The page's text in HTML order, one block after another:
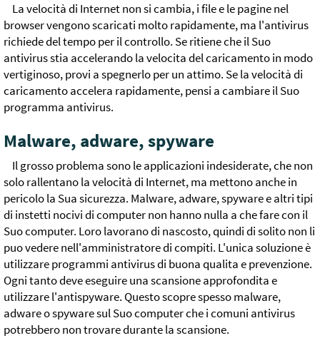
La velocità di Internet non si cambia, i file e le pagine nel
browser vengono scaricati molto rapidamente, ma l'antivirus
richiede del tempo per il controllo. Se ritiene che il Suo
antivirus stia accelerando la velocita del caricamento in modo
vertiginoso, provi a spegnerlo per un attimo. Se la velocità di
caricamento accelera rapidamente, pensi a cambiare il Suo
programma antivirus.
Malware, adware, spyware
Il grosso problema sono le applicazioni indesiderate, che non
solo rallentano la velocità di Internet, ma mettono anche in
pericolo la Sua sicurezza. Malware, adware, spyware e altri tipi
di instetti nocivi di computer non hanno nulla a che fare con il
Suo computer. Loro lavorano di nascosto, quindi di solito non li
puo vedere nell'amministratore di compiti. L'unica soluzione è
utilizzare programmi antivirus di buona qualita e prevenzione.
Ogni tanto deve eseguire una scansione approfondita e
utilizzare l'antispyware. Questo scopre spesso malware,
adware o spyware sul Suo computer che i comuni antivirus
potrebbero non trovare durante la scansione.